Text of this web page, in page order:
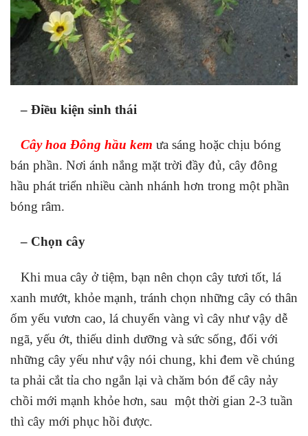
– Điều kiện sinh thái
Cây hoa Đông hầu kem ưa sáng hoặc chịu bóng
bán phần. Nơi ánh nắng mặt trời đầy đủ, cây đông
hầu phát triển nhiều cành nhánh hơn trong một phần
bóng râm.
– Chọn cây
Khi mua cây ở tiệm, bạn nên chọn cây tươi tốt, lá
xanh mướt, khỏe mạnh, tránh chọn những cây có thân
ốm yếu vươn cao, lá chuyển vàng vì cây như vậy dễ
ngã, yếu ớt, thiếu dinh dưỡng và sức sống, đối với
những cây yếu như vậy nói chung, khi đem về chúng
ta phải cắt tỉa cho ngắn lại và chăm bón để cây nảy
chồi mới mạnh khỏe hơn, sau một thời gian 2-3 tuần
thì cây mới phục hồi được.